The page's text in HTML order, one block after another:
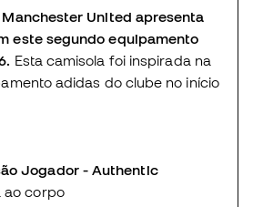
United apresenta
este segundo equipamento
Esta camisola foi inspirada na
adidas do clube no início
Jogador - Authentic
ao corpo